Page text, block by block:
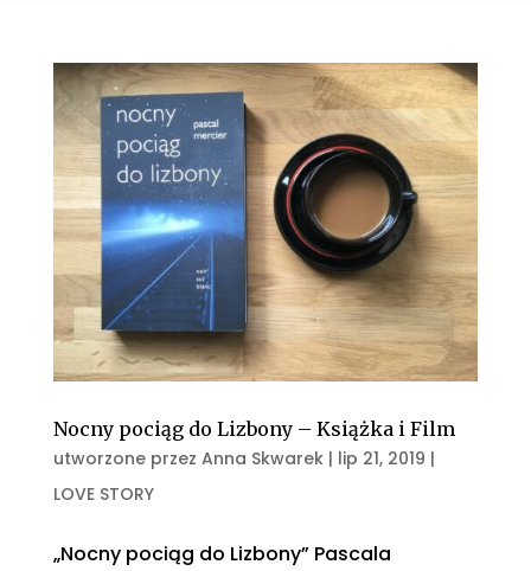
Nocny pociąg do Lizbony – Książka i Film
utworzone przez Anna Skwarek| lip 21, 2019 |
LOVE STORY
„Nocny pociąg do Lizbony” Pascala